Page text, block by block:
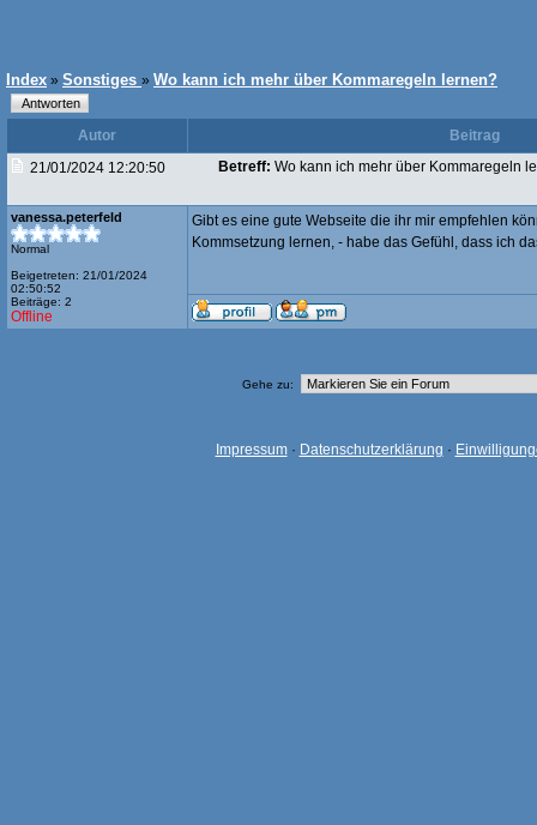
Index » Sonstiges » Wo kann ich mehr über Kommaregeln lernen?
Autor
Beitrag
21/01/2024 12:20:50
Betreff: Wo kann ich mehr über Kommaregeln
vanessa.peterfeld
Normal
Beigetreten: 21/01/2024
02:50:52
Beiträge: 2
Offline
Gibt es eine gute Webseite die ihr mir empfehlen
Kommsetzung lernen, - habe das Gefühl, dass ich
Gehe zu:
Impressum· Datenschutzerklärung ·